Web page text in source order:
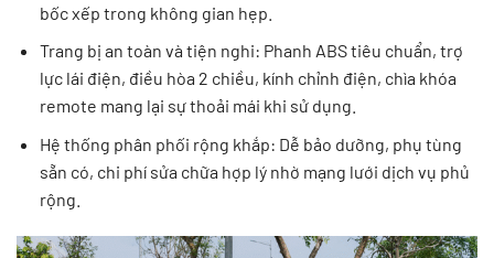
bốc xếp trong không gian hẹp.
Trang bị an toàn và tiện nghi: Phanh ABS tiêu chuẩn, trợ
lực lái điện, điều hòa 2 chiều, kính chỉnh điện, chìa khóa
remote mang lại sự thoải mái khi sử dụng.
Hệ thống phân phối rộng khắp: Dễ bảo dưỡng, phụ tùng
sẵn có, chi phí sửa chữa hợp lý nhờ mạng lưới dịch vụ phủ
rộng.